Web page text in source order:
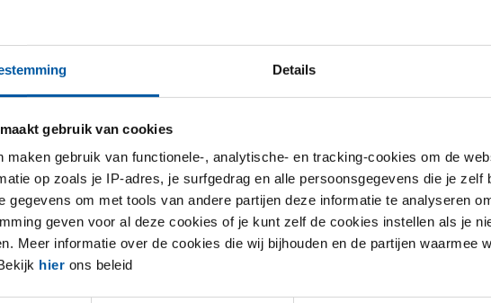
Details
gebruik van cookies
maken gebruik van functionele-, analytische- en tracking-cookies om de
op zoals je IP-adres, je surfgedrag en alle persoonsgegevens die je
gegevens om met tools van andere partijen deze informatie te analyseren
geven voor al deze cookies of je kunt zelf de cookies instellen als je
Meer informatie over de cookies die wij bijhouden en de partijen waarmee
hier ons beleid
currently viewing all posts tagged with
Wat is lassen? deel 2
In dit deel gaan we verder met verschillende lastechnieken die nog niet zijn behandeld in
eerdere blogs. OP lassen (Onder Poederdek lassen) Een variant ...